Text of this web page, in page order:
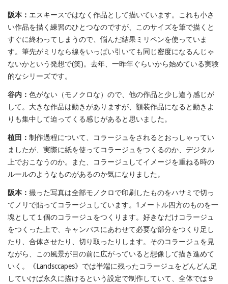
阪本： エスキースではなく作品として描いています。これも小さ
い作品を描く練習のひとつなのですが、このサイズを筆で描くと
すぐに終わってしまうので、悩んだ結果ミリペンを使っていま
す。筆先がミリなら線をいっぱい引いても同じ密度になるんじゃ
ないかという発想で(笑)。去年、一昨年ぐらいから始めている実験
的なシリーズです。
谷内： 色がない（モノクロな）ので、他の作品と少し違う感じが
して。大きな作品は動きがありますが、額装作品になると動きよ
りも集中して迫ってくる感じがあると思いました。
植田： 制作過程について、コラージュをされるとおっしゃってい
ましたが、実際に紙を使ってコラージュをつくるのか、デジタル
上でおこなうのか。また、コラージュしてイメージを重ねる時の
ルールのようなものがあるのか気になりました。
阪本： 撮った写真は全部モノクロで印刷したものをハサミで切っ
てノリで貼ってコラージュしています。1メートル四方のものを一
塊として１個のコラージュをつくります。好きなだけコラージュ
をつくった上で、キャンバスにあわせて必要な部分をつくり足し
たり、合体させたり、切り取ったりします。そのコラージュを見
ながら、この風景が目の前に広がっていると想像して描き進めて
いく。《Landsccapes》では半端に残ったコラージュをどんどん足
していけば永久に描けるという設定で制作していて、全体では９